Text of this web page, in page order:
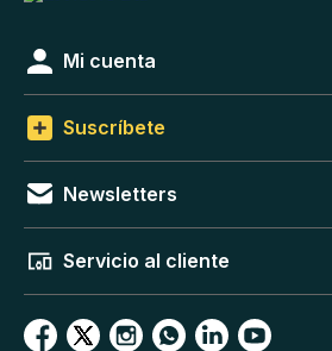
Mi cuenta
Suscríbete
Newsletters
Servicio al cliente